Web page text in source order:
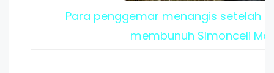
Para penggemar menangis setelah
membunuh SImonceli